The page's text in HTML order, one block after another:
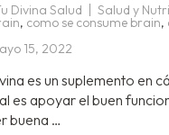
Divina Salud Salud y
, como se consume brain,
15, 2022
es un suplemento en
es apoyar el buen
buena …